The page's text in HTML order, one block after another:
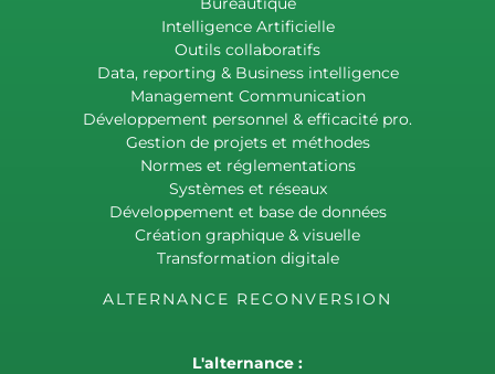
Intelligence Artificielle
Outils collaboratifs
Data, reporting & Business intelligence
Management Communication
Développement personnel & efficacité pro.
Gestion de projets et méthodes
Normes et réglementations
Systèmes et réseaux
Développement et base de données
Création graphique & visuelle
Transformation digitale
ALTERNANCE RECONVERSION
L'alternance :